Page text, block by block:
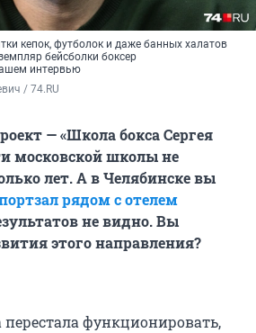
кепок, футболок и даже банных халатов
бейсболки боксер
интервью
/ 74.RU
— «Школа бокса Сергея
московской школы не
лет. А в Челябинске вы
рядом с отелем
не видно. Вы
этого направления?
функционировать,